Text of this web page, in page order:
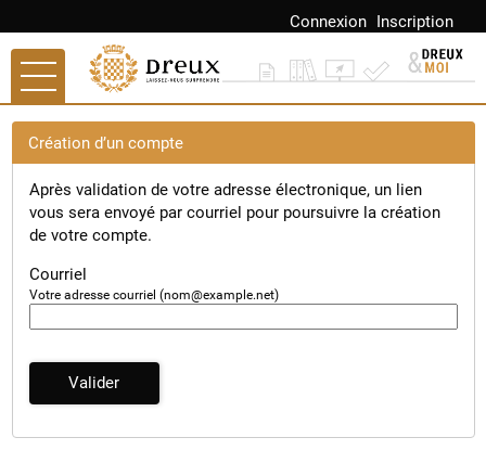
Connexion Inscription
Ouvrir le menu
Mes demandes
Mon compte
Accès autres sites
Création d’un compte
Après validation de votre adresse électronique, un lien
vous sera envoyé par courriel pour poursuivre la création
de votre compte.
Courriel
Votre adresse courriel (nom@example.net)
Valider